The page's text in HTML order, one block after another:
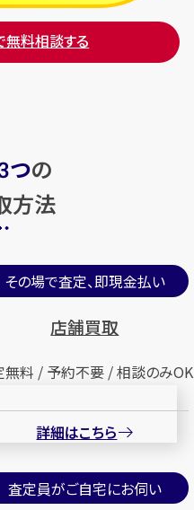
無料相談する
つの
方法
その場で査定、即現金払い
店舗買取
無料 / 予約不要 / 相談のみOK
詳細はこちら
査定員がご自宅にお伺い